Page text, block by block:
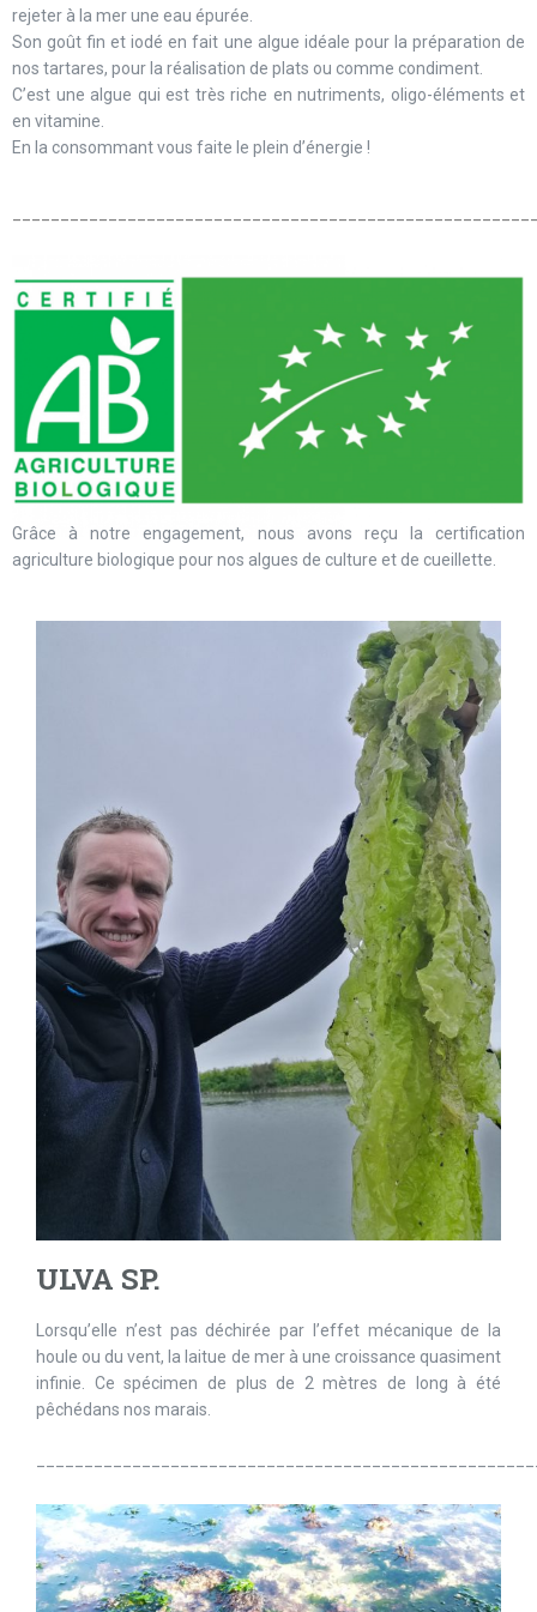
rejeter à la mer une eau épurée.
Son goût fin et iodé en fait une algue idéale pour la préparation de
nos tartares, pour la réalisation de plats ou comme condiment.
C’est une algue qui est très riche en nutriments, oligo-éléments et
en vitamine.
En la consommant vous faite le plein d’énergie !
Grâce à notre engagement, nous avons reçu la certification
agriculture biologique pour nos algues de culture et de cueillette.
ULVA SP.
Lorsqu’elle n’est pas déchirée par l’effet mécanique de la
houle ou du vent, la laitue de mer à une croissance quasiment
infinie. Ce spécimen de plus de 2 mètres de long à été
pêchédans nos marais.